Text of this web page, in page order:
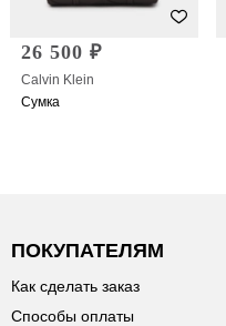
26 500 ₽
Calvin Klein
Сумка
ПОКУПАТЕЛЯМ
Как сделать заказ
Способы оплаты